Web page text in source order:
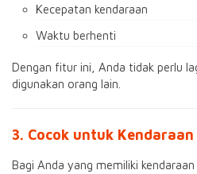
Kecepatan kendaraan
Waktu berhenti
Dengan fitur ini, Anda tidak perlu
digunakan orang lain.
3. Cocok untuk
Bagi Anda yang memiliki